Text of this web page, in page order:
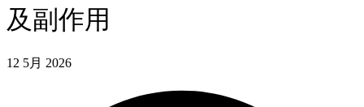
及副作用
12 5月 2026